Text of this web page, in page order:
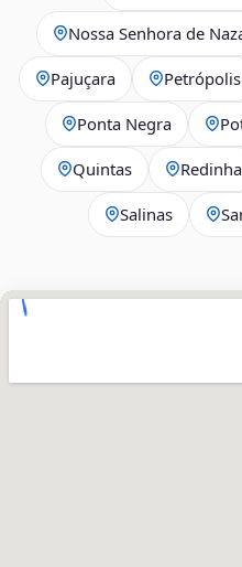
Nossa Senhora de
Pajuçara Petrópolis
Ponta Negra
Quintas Redinha
Salinas